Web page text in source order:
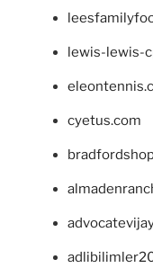
lewis-lewis-
cyetus.com